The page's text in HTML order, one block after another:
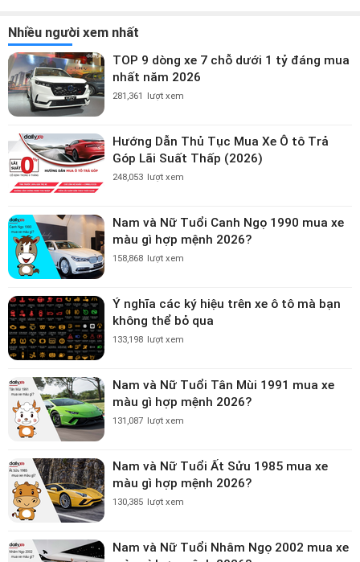
Nhiều người xem nhất
TOP 9 dòng xe 7 chỗ dưới 1 tỷ đáng mua
nhất năm 2026
281,361 lượt xem
Hướng Dẫn Thủ Tục Mua Xe Ô tô Trả
Góp Lãi Suất Thấp (2026)
248,053 lượt xem
Nam và Nữ Tuổi Canh Ngọ 1990 mua xe
màu gì hợp mệnh 2026?
158,868 lượt xem
Ý nghĩa các ký hiệu trên xe ô tô mà bạn
không thể bỏ qua
133,198 lượt xem
Nam và Nữ Tuổi Tân Mùi 1991 mua xe
màu gì hợp mệnh 2026?
131,087 lượt xem
Nam và Nữ Tuổi Ất Sửu 1985 mua xe
màu gì hợp mệnh 2026?
130,385 lượt xem
Nam và Nữ Tuổi Nhâm Ngọ 2002 mua xe